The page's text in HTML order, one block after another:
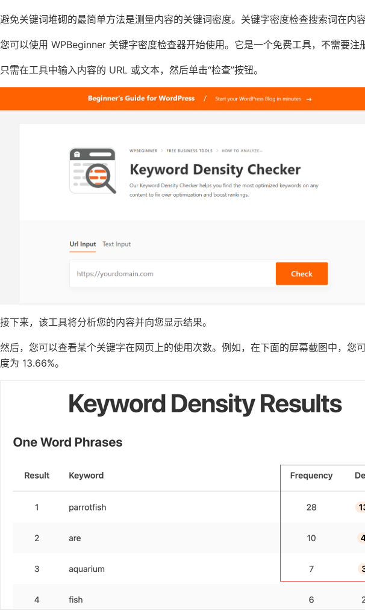
避免关键词堆砌的最简单方法是测量内容的关键词密度。关键字密度检查搜索词在内容
您可以使用 WPBeginner 关键字密度检查器开始使用。它是一个免费工具，不需要注
只需在工具中输入内容的 URL 或文本，然后单击“检查”按钮。
接下来，该工具将分析您的内容并向您显示结果。
然后，您可以查看某个关键字在网页上的使用次数。例如，在下面的屏幕截图中，您
度为 13.66%。